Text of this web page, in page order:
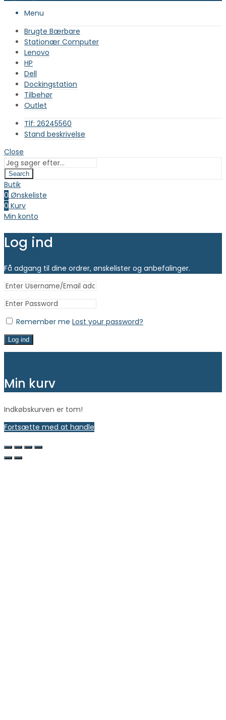
Menu
Brugte Bærbare
Stationær Computer
Lenovo
HP
Dell
Dockingstation
Tilbehør
Outlet
Tlf: 26245560
Stand beskrivelse
Close
Search
Butik
0 Ønskeliste
0 Kurv
Min konto
Log ind
Få adgang til dine ordrer, ønskelister og anbefalinger.
Remember me Lost your password?
Log ind
Min kurv
Indkøbskurven er tom!
Fortsætte med at handle